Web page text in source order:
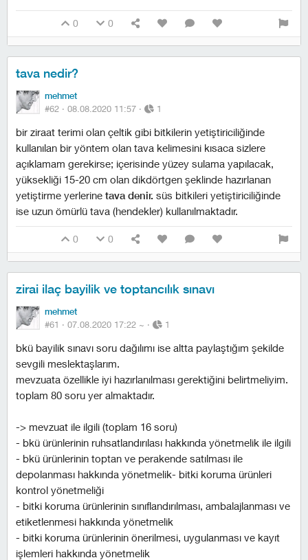
0 0
tava nedir?
mehmet
#62 · 08.08.2020 11:57 · 1
bir ziraat terimi olan çeltik gibi bitkilerin yetiştiriciliğinde
kullanılan bir yöntem olan tava kelimesini kısaca sizlere
açıklamam gerekirse; i̇çerisinde yüzey sulama yapılacak,
yüksekliği 15-20 cm olan dikdörtgen şeklinde hazırlanan
yetiştirme yerlerine tava denir. süs bitkileri yetiştiriciliğinde
ise uzun ömürlü tava (hendekler) kullanılmaktadır.
0 0
zirai ilaç bayilik ve toptancılık sınavı
mehmet
#61 · 07.08.2020 17:22 ~ · 1
bkü bayilik sınavı soru dağılımı ise altta paylaştığım şekilde
sevgili meslektaşlarım.
mevzuata özellikle iyi hazırlanılması gerektiğini belirtmeliyim.
toplam 80 soru yer almaktadır.
-> mevzuat ile ilgili (toplam 16 soru)
- bkü ürünlerinin ruhsatlandırılası hakkında yönetmelik ile ilgili
- bkü ürünlerinin toptan ve perakende satılması ile
depolanması hakkında yönetmelik- bitki koruma ürünleri
kontrol yönetmeliği
- bitki koruma ürünlerinin sınıflandırılması, ambalajlanması ve
etiketlenmesi hakkında yönetmelik
- bitki koruma ürünlerinin önerilmesi, uygulanması ve kayıt
i̇şlemleri hakkında yönetmelik